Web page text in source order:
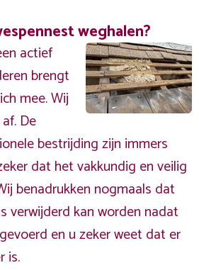
weghalen?
actief
brengt
mee. Wij
De
bestrijding zijn immers
dat het vakkundig en veilig
benadrukken nogmaals dat
verwijderd kan worden nadat
en u zeker weet dat er
is.